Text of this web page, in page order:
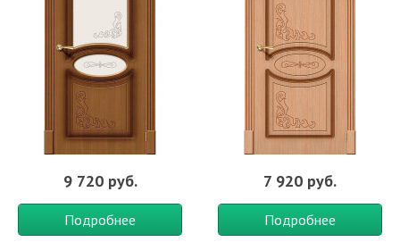
9 720 руб.
Подробнее
7 920 руб.
Подробнее